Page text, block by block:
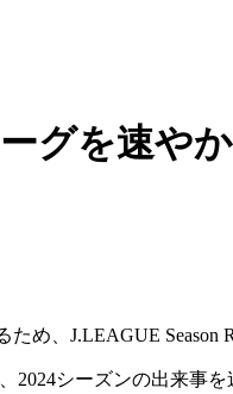
グを速や
め、J.LEAGUE
シーズンの出来事を